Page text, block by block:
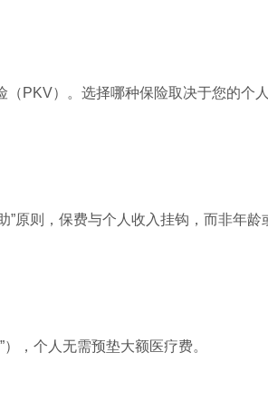
PKV）。选择哪种保险取决于您的个
原则，保费与个人收入挂钩，而非年龄
，个人无需预垫大额医疗费。